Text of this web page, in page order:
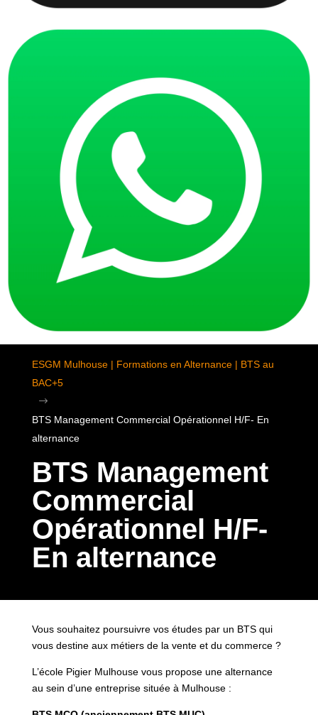
ESGM Mulhouse | Formations en Alternance | BTS au
BAC+5
$
BTS Management Commercial Opérationnel H/F- En
alternance
BTS Management
Commercial
Opérationnel H/F-
En alternance
Vous souhaitez poursuivre vos études par un BTS qui
vous destine aux métiers de la vente et du commerce ?
L’école Pigier Mulhouse vous propose une alternance
au sein d’une entreprise située à Mulhouse :